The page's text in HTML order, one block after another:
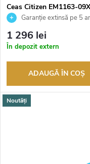
u
s
u
l
u
Ceas Citizen EM1163-09X
Garanție extinsă pe 5
returnarea bunurilor. Vânzător
autorizat
1 296 lei
În depozit extern
ADAUGĂ ÎN COŞ
Noutăți